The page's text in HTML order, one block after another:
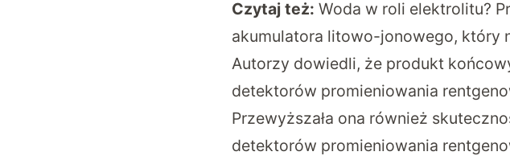
Czytaj też: Woda w roli elektrolitu?
akumulatora litowo-jonowego, który
Autorzy dowiedli, że produkt
detektorów promieniowania
Przewyższała ona również
detektorów promieniowania